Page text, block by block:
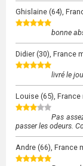
Ghislaine (64),
bonne
Didier (30), France
livré le
Louise (65),
Pas
passer les odeurs.
Andre (66), France